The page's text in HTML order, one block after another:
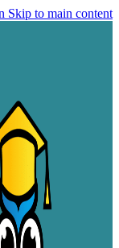
Skip to main content